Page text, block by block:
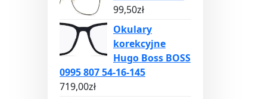
99,50zł
Okulary
korekcyjne
Hugo Boss BOSS
0995 807 54-16-145
719,00zł